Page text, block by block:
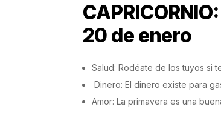
20 de enero
Salud: Rodéate de los tuyos si
Dinero: El dinero existe para
Amor: La primavera es una